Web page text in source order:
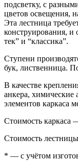
подсветку, с
цветов освещения,
Эта лестница
конструирования, и
тек” и “классика”.
Ступени
бук, лиственница.
В качестве
анкера, химические
элементов каркаса
Стоимость каркаса
Стоимость
* — с учётом